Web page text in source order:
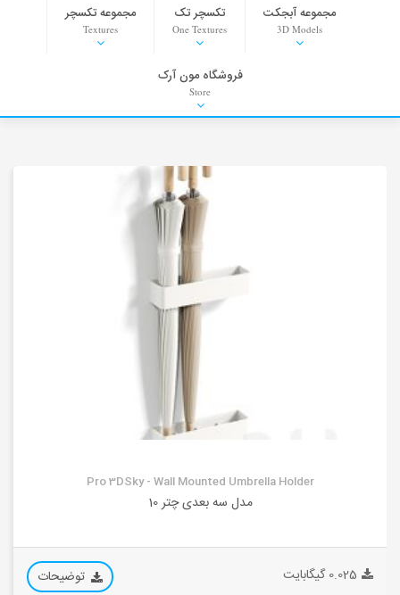
مجموعه آبجکت
3D Models
تکسچر تک
One Textures
مجموعه تکسچر
Textures
PNG-PSD
Stock Images
فروشگاه مون آرک
Store
Pro 3DSky - Wall Mounted Umbrella Holder
مدل سه بعدی چتر 10
0.025 گیگابایت توضیحات